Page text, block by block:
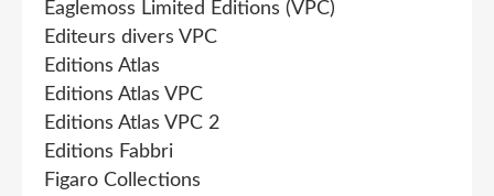
Eaglemoss Limited Editions (VPC)
Editeurs divers VPC
Editions Atlas
Editions Atlas VPC
Editions Atlas VPC 2
Editions Fabbri
Figaro Collections